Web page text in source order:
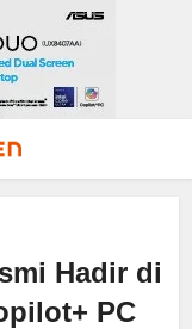
Hadir di
PC